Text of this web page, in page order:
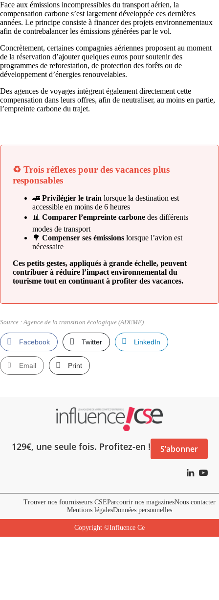
Face aux émissions incompressibles du transport aérien, la
compensation carbone s’est largement développée ces dernières
années. Le principe consiste à financer des projets environnementaux
afin de contrebalancer les émissions générées par le vol.
Concrètement, certaines compagnies aériennes proposent au moment
de la réservation d’ajouter quelques euros pour soutenir des
programmes de reforestation, de protection des forêts ou de
développement d’énergies renouvelables.
Des agences de voyages intègrent également directement cette
compensation dans leurs offres, afin de neutraliser, au moins en partie,
l’empreinte carbone du trajet.
♻️ Trois réflexes pour des vacances plus
responsables
🚄 Privilégier le train lorsque la destination est
accessible en moins de 6 heures
📊 Comparer l’empreinte carbone des différents
modes de transport
🌳 Compenser ses émissions lorsque l’avion est
nécessaire
Ces petits gestes, appliqués à grande échelle, peuvent
contribuer à réduire l’impact environnemental du
tourisme tout en continuant à profiter des vacances.
Source : Agence de la transition écologique (ADEME)
Facebook Twitter LinkedIn
Email Print
129€, une seule fois. Profitez-en ! S’abonner
Trouver nos fournisseurs CSEParcourir nos magazinesNous contacter
Mentions légalesDonnées personnelles
Copyright ©Influence Ce